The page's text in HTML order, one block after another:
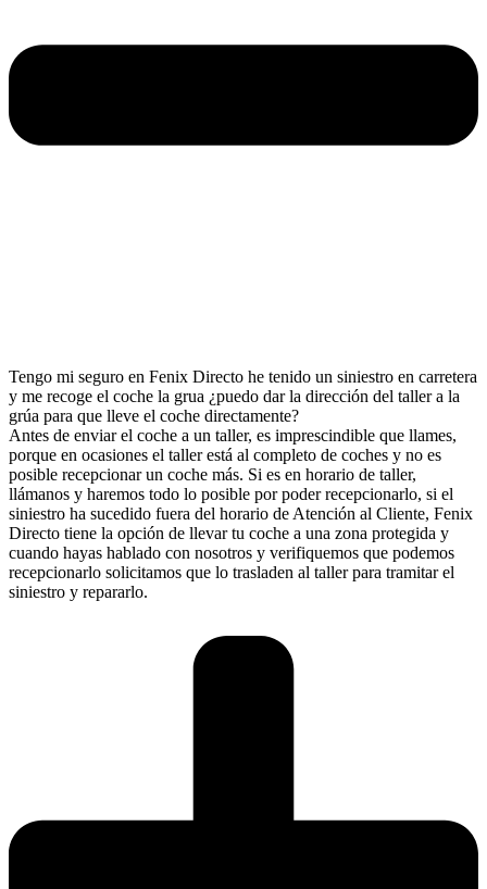
Tengo mi seguro en Fenix Directo he tenido un siniestro en carretera
y me recoge el coche la grua ¿puedo dar la dirección del taller a la
grúa para que lleve el coche directamente?
Antes de enviar el coche a un taller, es imprescindible que llames,
porque en ocasiones el taller está al completo de coches y no es
posible recepcionar un coche más. Si es en horario de taller,
llámanos y haremos todo lo posible por poder recepcionarlo, si el
siniestro ha sucedido fuera del horario de Atención al Cliente, Fenix
Directo tiene la opción de llevar tu coche a una zona protegida y
cuando hayas hablado con nosotros y verifiquemos que podemos
recepcionarlo solicitamos que lo trasladen al taller para tramitar el
siniestro y repararlo.